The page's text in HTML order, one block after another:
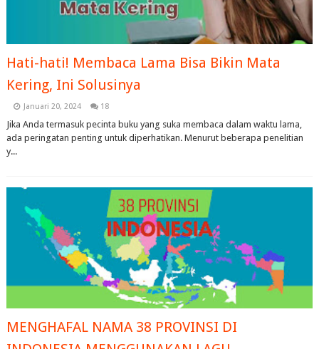
Hati-hati! Membaca Lama Bisa Bikin Mata
Kering, Ini Solusinya
Januari 20, 2024 18
Jika Anda termasuk pecinta buku yang suka membaca dalam waktu lama,
ada peringatan penting untuk diperhatikan. Menurut beberapa penelitian
y...
MENGHAFAL NAMA 38 PROVINSI DI